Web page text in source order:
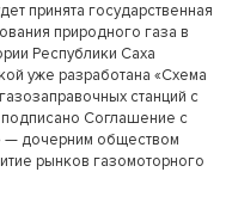
принята государственная
природного газа в
Республики Саха
уже разработана «Схема
станций с
Соглашение с
— дочерним обществом
рынков газомоторного